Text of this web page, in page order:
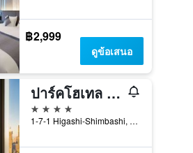
฿2,999
ดูข้อเสนอ
ปาร์คโฮเทล โตเกียว
4 ดาว
1-7-1 Higashi-Shimbashi, Minato-ku, โตเกียว, ญี่ปุ่น